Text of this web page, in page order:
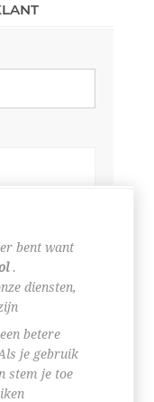
bent want
.
diensten,
betere
je gebruik
stem je toe